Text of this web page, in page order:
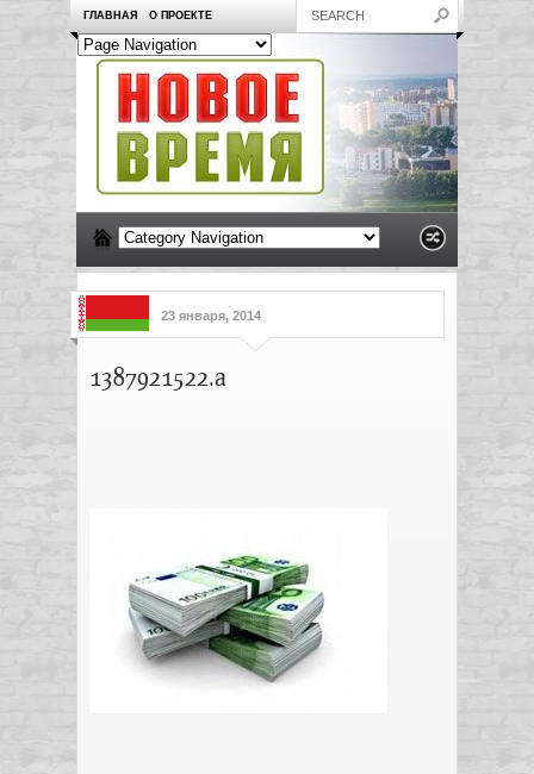
ГЛАВНАЯ О ПРОЕКТЕ
23 января, 2014
1387921522.a